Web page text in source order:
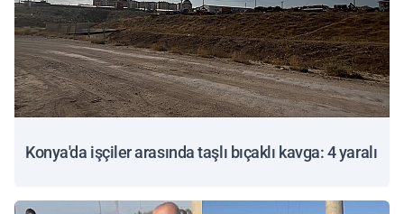
Konya'da işçiler arasında taşlı bıçaklı kavga: 4 yaralı